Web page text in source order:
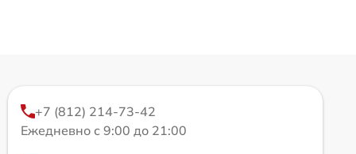
+7 (812) 214-73-42
Ежедневно с 9:00 до 21:00